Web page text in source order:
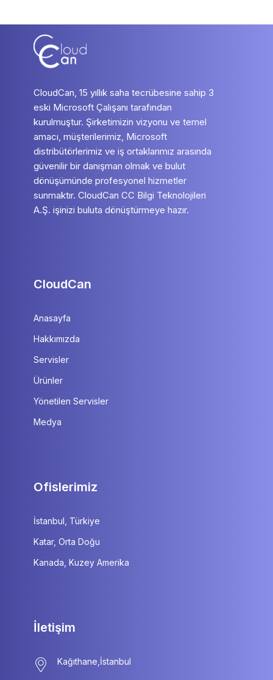
CloudCan, 15 yıllık saha tecrübesine sahip 3
eski Microsoft Çalışanı tarafından
kurulmuştur. Şirketimizin vizyonu ve temel
amacı, müşterilerimiz, Microsoft
distribütörlerimiz ve iş ortaklarımız arasında
güvenilir bir danışman olmak ve bulut
dönüşümünde profesyonel hizmetler
sunmaktır. CloudCan CC Bilgi Teknolojileri
A.Ş. işinizi buluta dönüştürmeye hazır.
CloudCan
Anasayfa
Hakkımızda
Servisler
Ürünler
Yönetilen Servisler
Medya
Ofislerimiz
İstanbul, Türkiye
Katar, Orta Doğu
Kanada, Kuzey Amerika
İletişim